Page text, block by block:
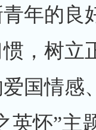
年的良
，树立
国情感
英怀”主